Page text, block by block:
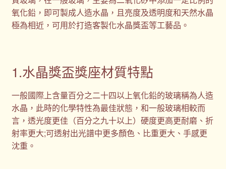
氧化鉛，即可製成人造水晶，且亮度及透明度和天然水晶
極為相近，可用於打造客製化水晶獎盃等工藝品。
1.水晶獎盃獎座材質特點
一般國際上含量百分之二十四以上氧化鉛的玻璃稱為人造
水晶，此時的化學特性為最佳狀態，和一般玻璃相較而
言，透光度更佳（百分之九十以上）硬度更高更耐磨、折
射率更大;可透射出光譜中更多顏色、比重更大、手感更
沈重。